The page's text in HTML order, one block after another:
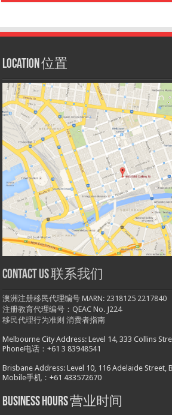
Location 位置
Contact us 联系我们
澳洲注册移民代理编号 MARN: 2318125 2217840
注册教育代理编号：QEAC No. J224
移民代理行为准则 消费者指南
Melbourne City Address: Level 14, 333 Collins
Phone电话：+61 3 83948541
Brisbane Address: Level 10, 116 Adelaide Street,
Mobile手机：+61 433572670
Business hours 营业时间